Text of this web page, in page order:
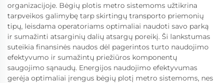
organizacijoje. Bėgių plotis metro sistemoms užtikrina
tarpveikos galimybę tarp skirtingų transporto priemonių
tipų, leisdama operatoriams optimaliai naudoti savo parką
ir sumažinti atsarginių dalių atsargų poreikį. Ši lankstumas
suteikia finansinės naudos dėl pagerintos turto naudojimo
efektyvumo ir sumažintų priežiūros komponentų
saugojimo sąnaudų. Energijos naudojimo efektyvumas
gerėja optimaliai įrengus bėgių plotį metro sistemoms, nes